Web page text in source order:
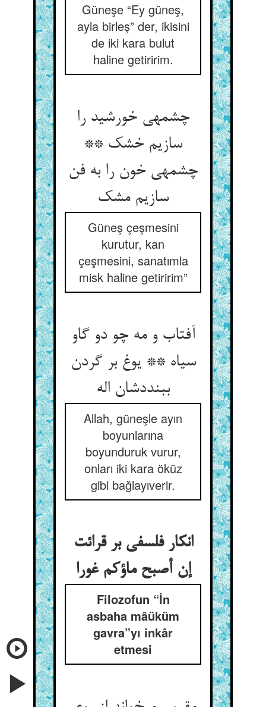
Güneşe “Ey güneş,
ayla birleş” der, ikisini
de iki kara bulut
haline getiririm.
چشمه‏ی خورشید را
سازیم خشک **
چشمه‏ی خون را به فن
سازیم مشک‏
Güneş çeşmesini
kurutur, kan
çeşmesini, sanatımla
misk haline getiririm”
آفتاب و مه چو دو گاو
سیاه ** یوغ بر گردن
ببنددشان اله‏
Allah, güneşle ayın
boyunlarına
boyunduruk vurur,
onları iki kara öküz
gibi bağlayıverir.
انکار فلسفی بر قرائت
إن أصبح ماؤکم غورا
Filozofun “İn
asbaha mâüküm
gavra”yı inkâr
etmesi